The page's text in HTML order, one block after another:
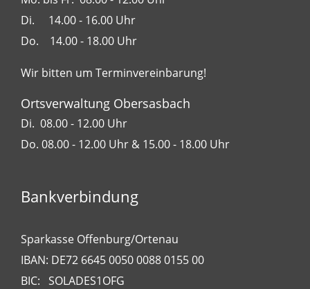
Di. 14.00 - 16.00 Uhr
Do. 14.00 - 18.00 Uhr
Wir bitten um Terminvereinbarung!
Ortsverwaltung Obersasbach
Di. 08.00 - 12.00 Uhr
Do. 08.00 - 12.00 Uhr & 15.00 - 18.00 Uhr
Bankverbindung
Sparkasse Offenburg/Ortenau
IBAN: DE72 6645 0050 0088 0155 00
BIC: SOLADES1OFG